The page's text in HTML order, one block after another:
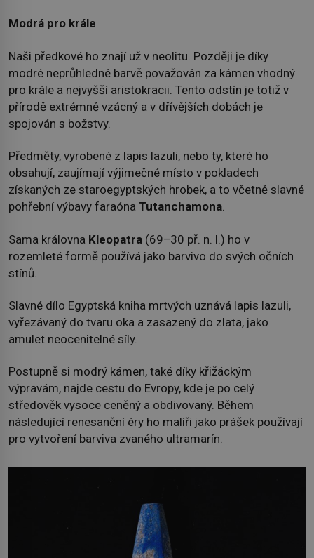
Modrá pro krále
Naši předkové ho znají už v neolitu. Později je díky
modré neprůhledné barvě považován za kámen vhodný
pro krále a nejvyšší aristokracii. Tento odstín je totiž v
přírodě extrémně vzácný a v dřívějších dobách je
spojován s božstvy.
Předměty, vyrobené z lapis lazuli, nebo ty, které ho
obsahují, zaujímají výjimečné místo v pokladech
získaných ze staroegyptských hrobek, a to včetně slavné
pohřební výbavy faraóna Tutanchamona.
Sama královna Kleopatra (69–30 př. n. l.) ho v
rozemleté formě používá jako barvivo do svých očních
stínů.
Slavné dílo Egyptská kniha mrtvých uznává lapis lazuli,
vyřezávaný do tvaru oka a zasazený do zlata, jako
amulet neocenitelné síly.
Postupně si modrý kámen, také díky křižáckým
výpravám, najde cestu do Evropy, kde je po celý
středověk vysoce ceněný a obdivovaný. Během
následující renesanční éry ho malíři jako prášek používají
pro vytvoření barviva zvaného ultramarín.